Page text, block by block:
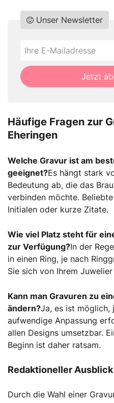
Do
fill
this
Unser Newsletter
*Ihre
Mailadresse:
Jetzt
Häufige Fragen zur
Eheringen
Welche Gravur ist am
geeignet?Es hängt stark
Bedeutung ab, die das
verbinden möchte.
Initialen oder kurze Zitate.
Wie viel Platz steht für
zur Verfügung?In der
in einen Ring, je nach
Sie sich von Ihrem
Kann man Gravuren zu
ändern?Ja, es ist möglich,
aufwendige Anpassung
allen Designs umsetzbar.
Beginn ist daher ratsam.
Redaktioneller Ausblick
Durch die Wahl einer